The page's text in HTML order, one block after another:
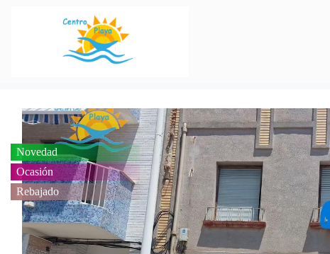
Novedad
Ocasión
Rebajado